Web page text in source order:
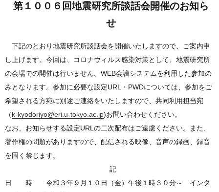
第１００６回地震研究所談話会開催のお知ら
せ
下記のとおり地震研究所談話会を開催いたしますので、ご案内申
し上げます。今回は、コロナウィルス感染対策として、地震研究所
の会場での開催は行いません。WEB会議システムを利用した参加の
みとなります。参加に必要な設定URL・PWDについては、参加をご
希望される方宛に別途ご連絡をいたしますので、共同利用担当宛
（k-kyodoriyo@eri.u-tokyo.ac.jp)お問い合わせください。
なお、お知らせする設定URLの二次配布はご遠慮ください。また、
著作権の問題がありますので、配信される映像、音声の録画、録音
を固く禁じます。
記
日 時 令和３年９月１０日（金）午後１時３０分～ インタ